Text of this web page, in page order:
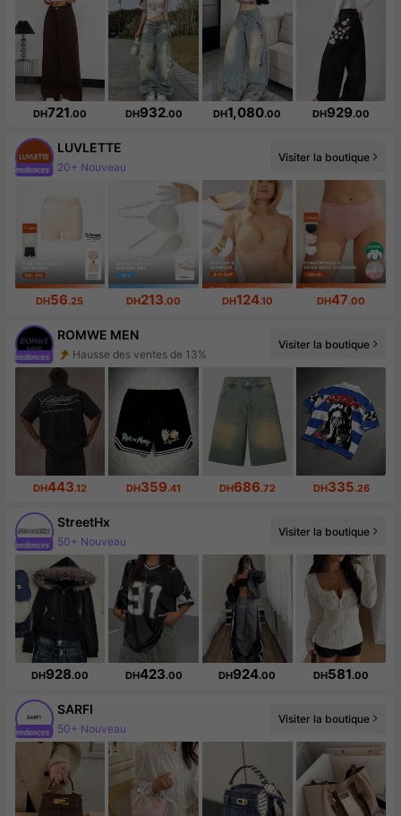
DH721.00 DH932.00 DH1,080.00 DH929.00
LUVLETTE
Visiter la boutique
DH56.25 DH213.00 DH124.10 DH47.00
ROMWE MEN
666K abonné(e)(s)
Visiter la boutique
DH443.12 DH359.41 DH686.72 DH335.26
StreetHx
519K abonné(e)(s)
Visiter la boutique
DH928.00 DH423.00 DH924.00 DH581.00
SARFI
67K abonné(e)(s)
Visiter la boutique